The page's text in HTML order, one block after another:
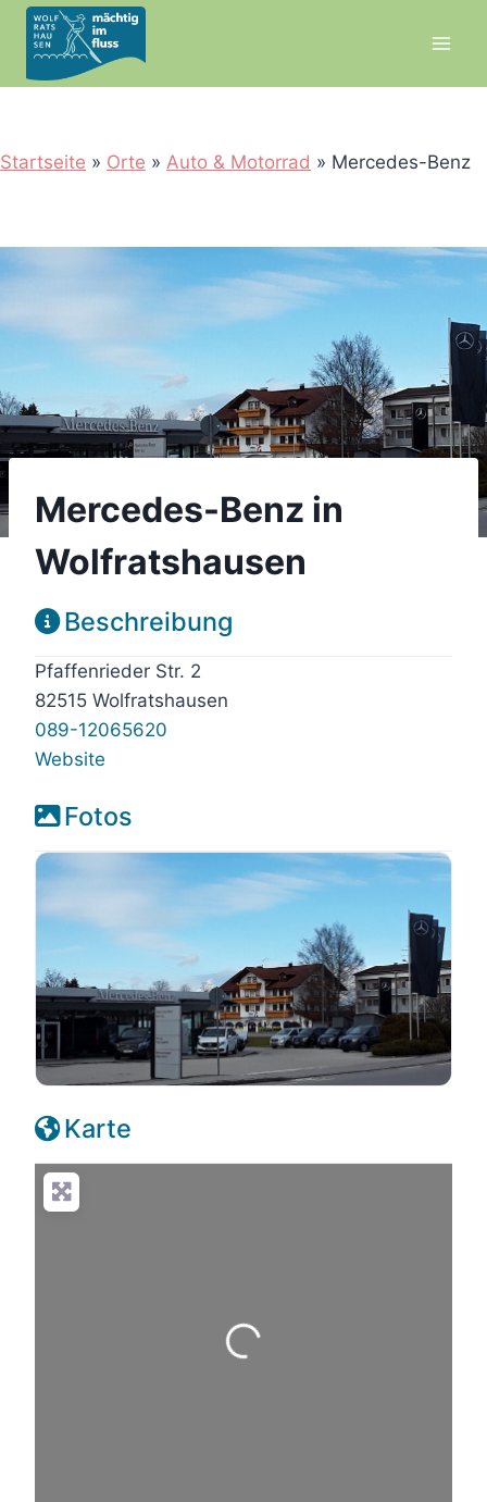
Zum
Inhalt
springen
Startseite » Orte » Auto & Motorrad » Mercedes-Benz
Mercedes-Benz in
Wolfratshausen
Beschreibung
Pfaffenrieder Str. 2
82515 Wolfratshausen
089-12065620
Website
Fotos
Karte
Wird geladen …